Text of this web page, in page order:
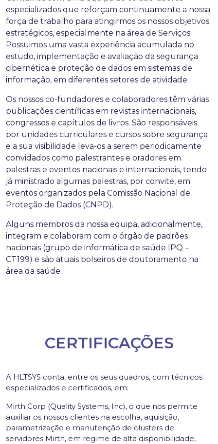
especializados que reforçam continuamente a nossa
força de trabalho para atingirmos os nossos objetivos
estratégicos, especialmente na área de Serviços.
Possuimos uma vasta experiência acumulada no
estudo, implementação e avaliação da segurança
cibernética e proteção de dados em sistemas de
informação, em diferentes setores de atividade.
Os nossos co-fundadores e colaboradores têm várias
publicações científicas em revistas internacionais,
congressos e capítulos de livros. São responsáveis
por unidades curriculares e cursos sobre segurança
e a sua visibilidade leva-os a serem periodicamente
convidados como palestrantes e oradores em
palestras e eventos nacionais e internacionais, tendo
já ministrado algumas palestras, por convite, em
eventos organizados pela Comissão Nacional de
Proteção de Dados (CNPD).
Alguns membros da nossa equipa, adicionalmente,
integram e colaboram com o órgão de padrões
nacionais (grupo de informática de saúde IPQ –
CT199) e são atuais bolseiros de doutoramento na
área da saúde.
CERTIFICAÇÕES
A HLTSYS conta, entre os seus quadros, com técnicos
especializados e certificados, em:
Mirth Corp (Quality Systems, Inc), o que nos permite
auxiliar os nossos clientes na escolha, aquisição,
parametrização e manutenção de clusters de
servidores Mirth, em regime de alta disponibilidade,